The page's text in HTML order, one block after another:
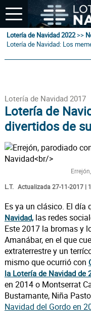
Lotería de Navidad 2022>>
Lotería de Navidad: Los
Lotería de Navidad 2017
Lotería de
divertidos de
L.T. Actualizada 27-11-2017 |
Es ya un clásico. El día
Navidad,las redes
Este 2017 la bromas y
Amanábar, en el que
extraterrestre y un
mismo que ocurrió con
la Lotería de Navidad de
en 2014 o Montserrat
Bustamante, Niña
Navidad del Gordo en